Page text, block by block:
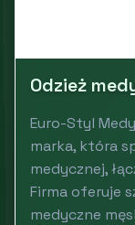
Odzież
Euro-Styl
marka, która
medycznej,
Firma oferuje
medyczne